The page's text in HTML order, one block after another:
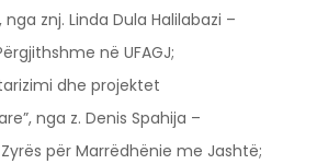
nga znj. Linda Dula Halilabazi –
në UFAGJ;
dhe projektet
nga z. Denis Spahija –
për Marrëdhënie me Jashtë;